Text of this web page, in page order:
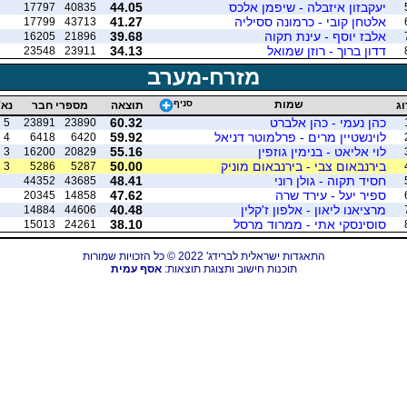
יעקבזון איזבלה - שיפמן אלכס 44.05
40835
17797
אלטחן קובי - כרמונה ססיליה 41.27
43713
17799
אלבז יוסף - עינת תקוה 39.68
21896
16205
דדון ברוך - רוזן שמואל 34.13
23911
23548
מזרח-מערב
שמות סניף תוצאה מספרי חבר
1
כהן נעמי - כהן אלברט 60.32
23890
23891
5
לוינשטיין מרים - פרלמוטר דניאל 59.92
6420
6418
4
לוי אליאט - בנימין גוזפין 55.16
20829
16200
3
בירנבאום צבי - בירנבאום מוניק 50.00
5287
5286
3
חסיד תקוה - גולן רוני 48.41
43685
44352
ספיר יעל - עירד שרה 47.62
14858
20345
מרציאנו ליאון - אלפון ז'קלין 40.48
44606
14884
סוסינסקי אתי - ממרוד מרסל 38.10
24261
15013
התאגדות ישראלית לברידג' 2022 © כל הזכויות שמורות
תוכנות חישוב ותצוגת תוצאות:אסף עמית